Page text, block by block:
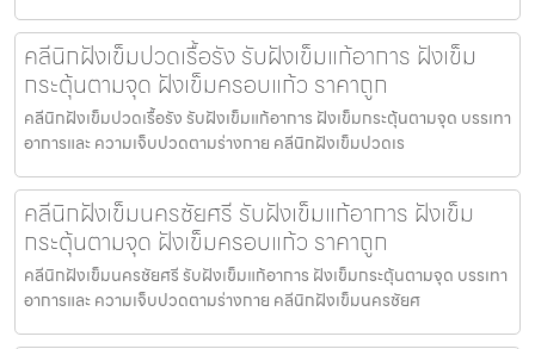
คลีนิกฝังเข็มปวดเรื้อรัง รับฝังเข็มแก้อาการ ฝังเข็ม
กระตุ้นตามจุด ฝังเข็มครอบแก้ว ราคาถูก
คลีนิกฝังเข็มปวดเรื้อรัง รับฝังเข็มแก้อาการ ฝังเข็มกระตุ้นตามจุด บรรเทา
อาการและ ความเจ็บปวดตามร่างกาย คลีนิกฝังเข็มปวดเร
คลีนิกฝังเข็มนครชัยศรี รับฝังเข็มแก้อาการ ฝังเข็ม
กระตุ้นตามจุด ฝังเข็มครอบแก้ว ราคาถูก
คลีนิกฝังเข็มนครชัยศรี รับฝังเข็มแก้อาการ ฝังเข็มกระตุ้นตามจุด บรรเทา
อาการและ ความเจ็บปวดตามร่างกาย คลีนิกฝังเข็มนครชัยศ